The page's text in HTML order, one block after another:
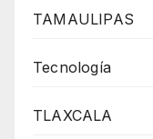
TAMAULIPAS
Tecnología
TLAXCALA